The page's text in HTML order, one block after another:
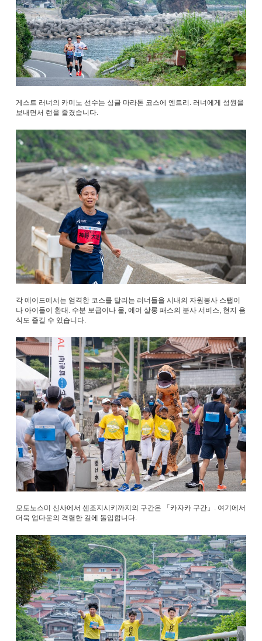
게스트 러너의 카미노 선수는 싱글 마라톤 코스에 엔트리. 러너에게 성원을
보내면서 런을 즐겼습니다.
각 에이드에서는 엄격한 코스를 달리는 러너들을 시내의 자원봉사 스탭이
나 아이들이 환대. 수분 보급이나 물, 에어 살롱 패스의 분사 서비스, 현지 음
식도 즐길 수 있습니다.
모토노스미 신사에서 센조지시키까지의 구간은 「카자카 구간」. 여기에서
더욱 업다운의 격렬한 길에 돌입합니다.